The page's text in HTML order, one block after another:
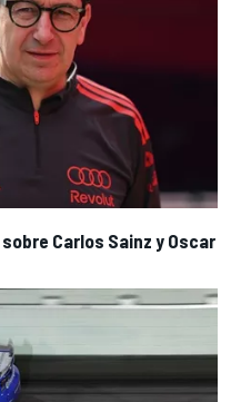
Carlos Sainz y Oscar